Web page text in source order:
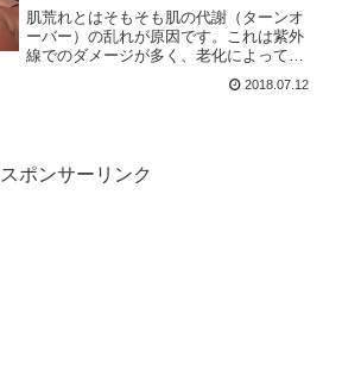
肌荒れとはそもそも肌の代謝（ターンオ
ーバー）の乱れが原因です。これは紫外
線でのダメージが多く、老化によって均
入れ替わりキメの低下やしわの増加とい
2018.07.12
スポンサーリンク